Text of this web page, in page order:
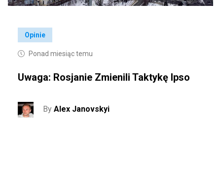
Opinie
Ponad miesiąc temu
Uwaga: Rosjanie Zmienili Taktykę Ipso
ByAlex Janovskyi